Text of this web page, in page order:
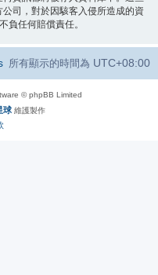
司，對於因駭客入侵所造成的資
負任何賠償責任。
所有顯示的時間為 UTC+08:00
© phpBB Limited
球 維護製作